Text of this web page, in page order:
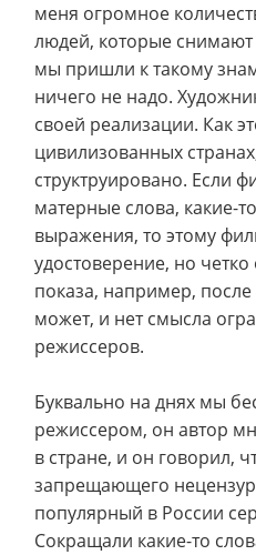
меня огромное
людей, которые
мы пришли к такому
ничего не надо.
своей реализации. Как
цивилизованных
структруировано. Если
матерные слова, какие-
выражения, то этому
удостоверение, но
показа, например,
может, и нет смысла
режиссеров.
Буквально на днях мы
режиссером, он автор
в стране, и он говорил,
запрещающего
популярный в России
Сокращали какие-то